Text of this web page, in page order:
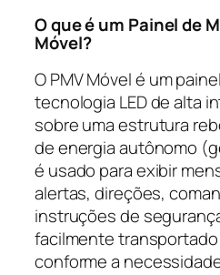
O que é um Painel de
Móvel?
O PMV Móvel é um
tecnologia LED de alta
sobre uma estrutura
de energia autônomo
é usado para exibir
alertas, direções,
instruções de
facilmente
conforme a